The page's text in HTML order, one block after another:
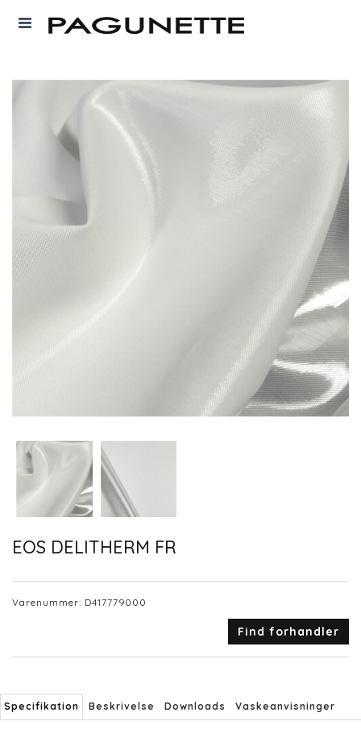
EOS DELITHERM FR
Varenummer: D417779000
Find forhandler
Specifikation Beskrivelse Downloads Vaskeanvisninger